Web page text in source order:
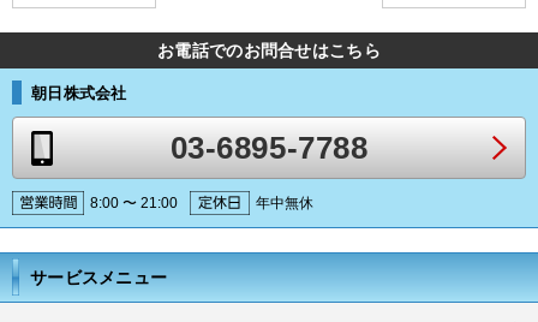
お電話でのお問合せはこちら
朝日株式会社
03-6895-7788
8:00 〜 21:00 年中無休
サービスメニュー